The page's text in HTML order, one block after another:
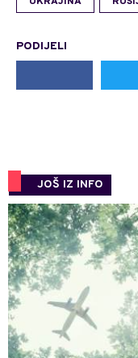
PODIJELI
JOŠ IZ INFO